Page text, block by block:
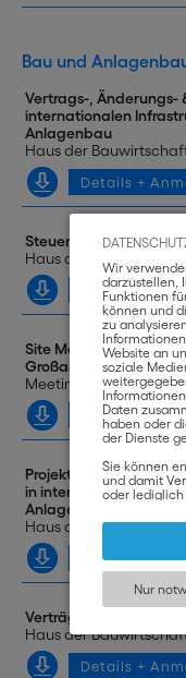
Wir
darzustellen,
Funktionen
können und
zu
Website an
soziale
Daten
haben oder
der Dienste
Sie können
und damit
oder
notwendig
Wahl der
Inhalte
Nur
Bau und
Vertrags-, Änderungs-
internationalen
Anlagenbau
Haus der
Details +
Steuern im
Haus der Bauwirtschaft
Details +
Site Management im
Großanlagenbau
Meetingplattform
Details +
Projektsteuerung &
in internationalen
Anlagenbauprojekten
Haus der
Details +
Verträge im
Haus der
Details +